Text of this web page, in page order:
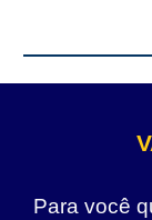
Para você